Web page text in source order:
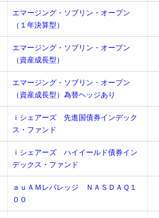
エマージング・ソブリン・オープン
（１年決算型）
エマージング・ソブリン・オープン
（資産成長型）
エマージング・ソブリン・オープン
（資産成長型）為替ヘッジあり
ｉシェアーズ 先進国債券インデック
ス・ファンド
ｉシェアーズ ハイイールド債券イン
デックス・ファンド
ａｕＡＭレバレッジ ＮＡＳＤＡＱ１
００